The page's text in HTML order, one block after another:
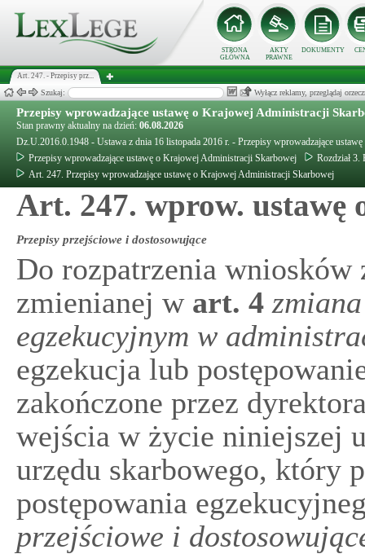
STRONA
GŁÓWNA
AKTY
PRAWNE
DOKUMENTY
Art. 247. - Przepisy prz...
Szukaj: Wyłącz reklamy, przeglądaj
Przepisy wprowadzające ustawę o Krajowej Administracji
Stan prawny aktualny na dzień: 06.08.2026
Dz.U.2016.0.1948 - Ustawa z dnia 16 listopada 2016 r. - Przepisy wprowadzające
Przepisy wprowadzające ustawę o Krajowej Administracji Skarbowej
Rozdział
Art. 247. Przepisy wprowadzające ustawę o Krajowej Administracji Skarbowej
Art. 247. wprow. ustawę
Przepisy przejściowe i dostosowujące
Do rozpatrzenia wniosków
zmienianej wart. 4
egzekucyjnym w
egzekucja lub
zakończone przez
wejścia w życie niniejszej
urzędu skarbowego, który
postępowania
przejściowe i